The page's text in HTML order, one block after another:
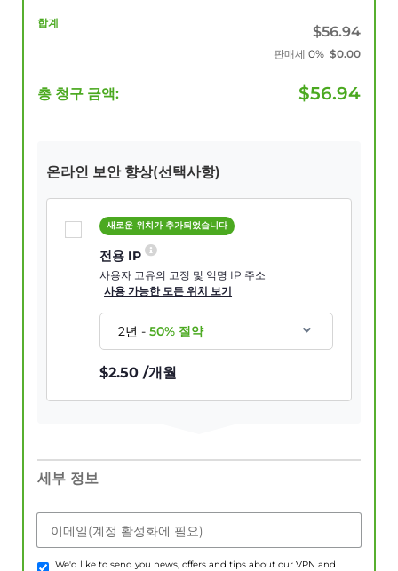
합계
$56.94
판매세 0% $0.00
총 청구 금액: $56.94
온라인 보안 향상(선택사항)
새로운 위치가 추가되었습니다
전용 IP
사용자 고유의 고정 및 익명 IP 주소
사용 가능한 모든 위치 보기
2년-50% 절약
$2.50 /개월
세부 정보
이메일(계정 활성화에 필요)
We'd like to send you news, offers and tips about our VPN and